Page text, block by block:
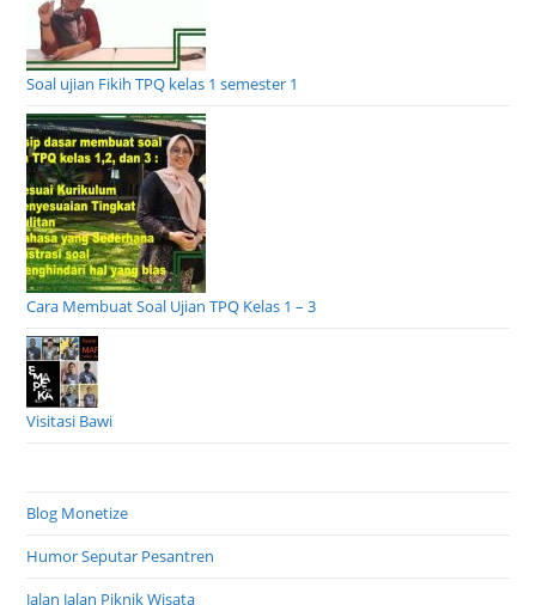
Soal ujian Fikih TPQ kelas 1 semester 1
Cara Membuat Soal Ujian TPQ Kelas 1 – 3
Visitasi Bawi
Blog Monetize
Humor Seputar Pesantren
Jalan Jalan Piknik Wisata